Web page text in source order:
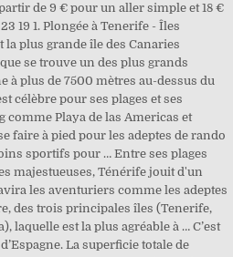
de 9 € pour un aller simple et 18 €
19 1. Plongée à Tenerife - Îles
la plus grande île des Canaries
se trouve un des plus grands
à plus de 7500 mètres au-dessus du
célèbre pour ses plages et ses
comme Playa de las Americas et
faire à pied pour les adeptes de rando
sportifs pour … Entre ses plages
majestueuses, Ténérife jouit d'un
les aventuriers comme les adeptes
des trois principales îles (Tenerife,
laquelle est la plus agréable à … C’est
La superficie totale de